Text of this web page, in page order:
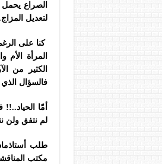
الصراع
لتعديل
كنا على
المرأة الأم
الكثير من
فالسؤال
أمّا
لم نتفق ولن
طلب
مكتب